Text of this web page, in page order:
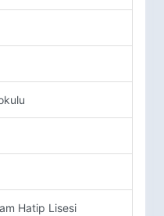
Hatip Lisesi